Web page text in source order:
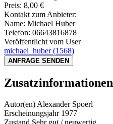
Preis: 8,00 €
Kontakt zum Anbieter:
Name: Michael Huber
Telefon: 06643816878
Veröffentlicht vom User
michael_huber(1568)
ANFRAGE SENDEN
Zusatzinformationen
Autor(en) Alexander Spoerl
Erscheinungsjahr 1977
Zustand Sehr gut / neuwertig